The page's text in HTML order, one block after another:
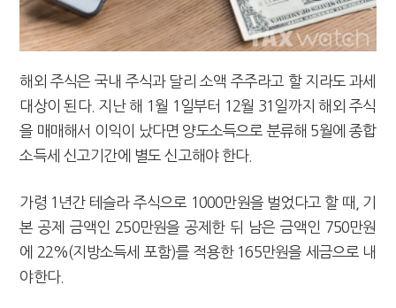
해외 주식은 국내 주식과 달리 소액 주주라고 할 지라도 과세
대상이 된다. 지난 해 1월 1일부터 12월 31일까지 해외 주식
을 매매해서 이익이 났다면 양도소득으로 분류해 5월에 종합
소득세 신고기간에 별도 신고해야 한다.
가령 1년간 테슬라 주식으로 1000만원을 벌었다고 할 때, 기
본 공제 금액인 250만원을 공제한 뒤 남은 금액인 750만원
에 22%(지방소득세 포함)를 적용한 165만원을 세금으로 내
야한다.